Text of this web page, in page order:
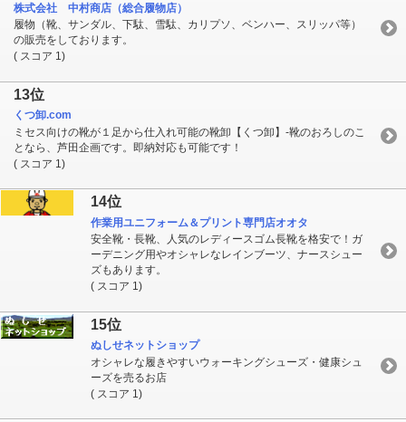
株式会社 中村商店（総合履物店）
履物（靴、サンダル、下駄、雪駄、カリプソ、ベンハー、スリッパ等）
の販売をしております。
( スコア 1)
13位
くつ卸.com
ミセス向けの靴が１足から仕入れ可能の靴卸【くつ卸】-靴のおろしのこ
となら、芦田企画です。即納対応も可能です！
( スコア 1)
14位
作業用ユニフォーム＆プリント専門店オオタ
安全靴・長靴、人気のレディースゴム長靴を格安で！ガ
ーデニング用やオシャレなレインブーツ、ナースシュー
ズもあります。
( スコア 1)
15位
ぬしせネットショップ
オシャレな履きやすいウォーキングシューズ・健康シュ
ーズを売るお店
( スコア 1)